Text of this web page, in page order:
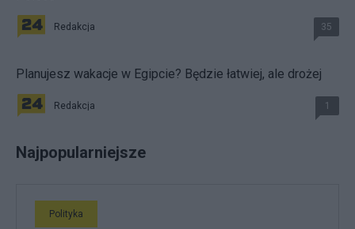
Redakcja 35
Planujesz wakacje w Egipcie? Będzie łatwiej, ale drożej
Redakcja 1
Najpopularniejsze
Polityka